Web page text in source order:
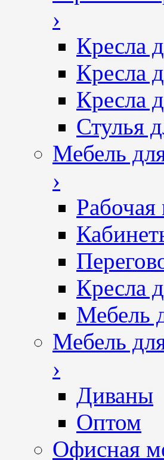
›
Кресла
Кресла
Кресла
Стулья
Мебель
›
Рабочая
Кресла
Мебель
Мебель
›
Диваны
Оптом
Офисная